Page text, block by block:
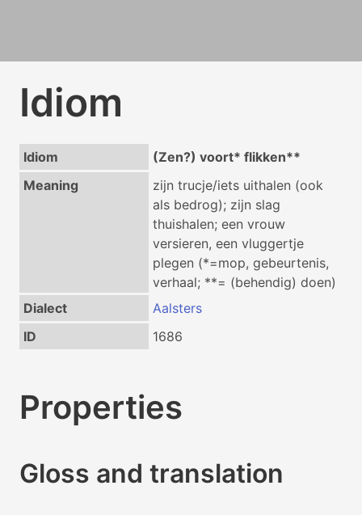
Idiom
Idiom
(Zen?) voort* flikken**
Meaning
zijn trucje/iets uithalen (ook
als bedrog); zijn slag
thuishalen; een vrouw
versieren, een vluggertje
plegen (*=mop, gebeurtenis,
verhaal; **= (behendig) doen)
Dialect
Aalsters
ID
1686
Properties
Gloss and translation